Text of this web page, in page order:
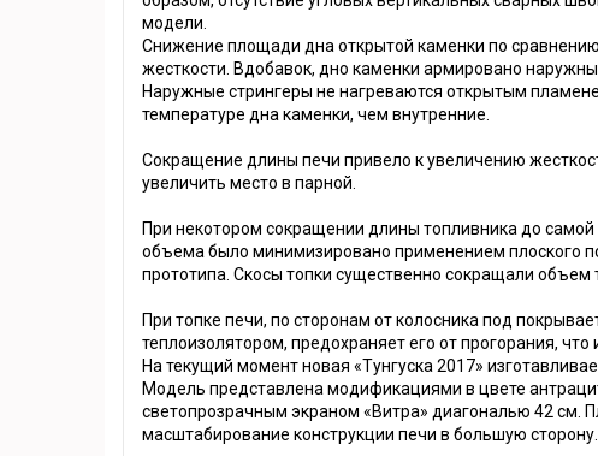
модели.
Снижение площади дна открытой каменки по
жесткости. Вдобавок, дно каменки армировано
Наружные стрингеры не нагреваются открытым
температуре дна каменки, чем внутренние.
Сокращение длины печи привело к увеличению
увеличить место в парной.
При некотором сокращении длины топливника до
объема было минимизировано применением плоского
прототипа. Скосы топки существенно сокращали объем
При топке печи, по сторонам от колосника под
теплоизолятором, предохраняет его от прогорания,
На текущий момент новая «Тунгуска 2017»
Модель представлена модификациями в цвете
светопрозрачным экраном «Витра» диагональю 42 см.
масштабирование конструкции печи в большую сторону.